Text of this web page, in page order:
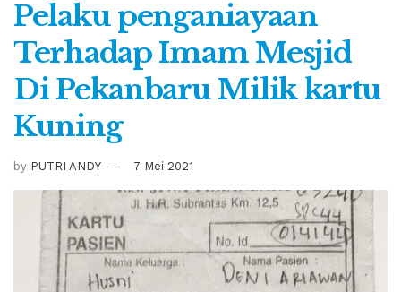
Pelaku penganiayaan
Terhadap Imam Mesjid
Di Pekanbaru Milik kartu
Kuning
by PUTRI ANDY 7 Mei 2021